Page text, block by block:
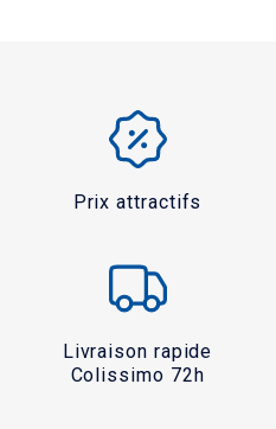
Prix attractifs
Livraison rapide
Colissimo 72h